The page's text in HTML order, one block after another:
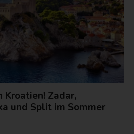
Zadar,
und Split im Sommer